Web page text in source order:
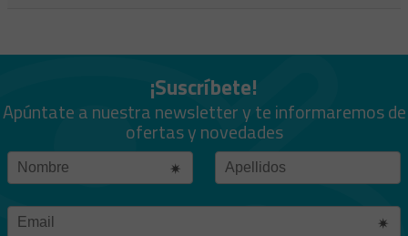
¡Suscríbete!
Apúntate a nuestra newsletter y te informaremos de
ofertas y novedades